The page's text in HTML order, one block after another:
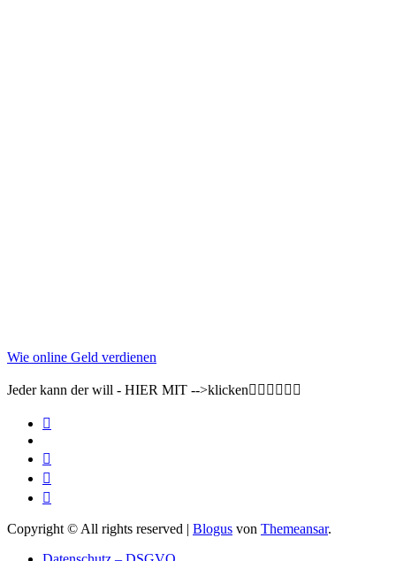
Wie online Geld verdienen
Jeder kann der will - HIER MIT -->klicken👇🏽👇🏽👇🏽
Copyright © All rights reserved | Blogus von Themeansar.